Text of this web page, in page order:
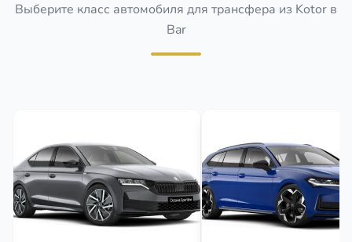
Выберите класс автомобиля для трансфера из Kotor в
Bar